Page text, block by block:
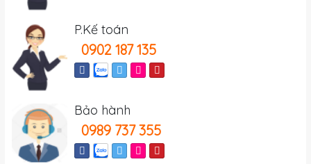
P.Kế toán
0902 187 135
Bảo hành
0989 737 355